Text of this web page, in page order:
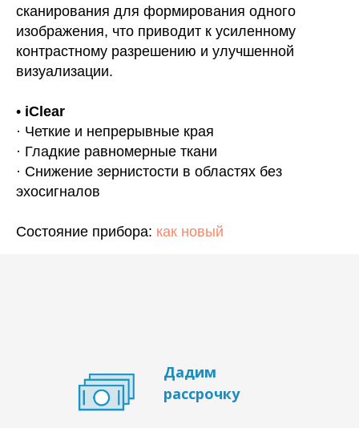
сканирования для формирования одного
изображения, что приводит к усиленному
контрастному разрешению и улучшенной
визуализации.
• iClear
· Четкие и непрерывные края
· Гладкие равномерные ткани
· Снижение зернистости в областях без
эхосигналов
Состояние прибора: как новый
Дадим
рассрочку